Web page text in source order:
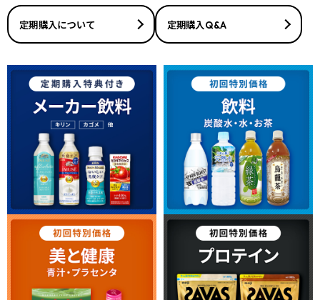
定期購入について 定期購入Q&A